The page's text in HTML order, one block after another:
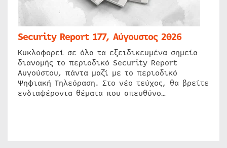
Security Report 177, Αύγουστος 2026
Κυκλοφορεί σε όλα τα εξειδικευμένα σημεία
διανομής το περιοδικό Security Report
Αυγούστου, πάντα μαζί με το περιοδικό
Ψηφιακή Τηλεόραση. Στο νέο τεύχος, θα βρείτε
ενδιαφέροντα θέματα που απευθύνο…